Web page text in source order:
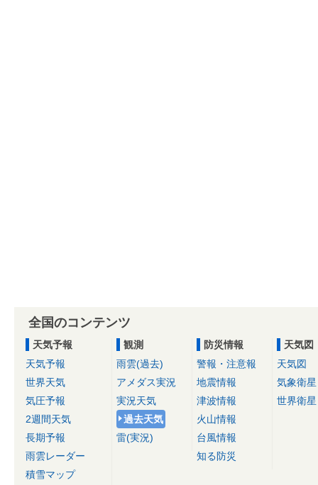
全国のコンテンツ
天気予報
天気予報
世界天気
気圧予報
2週間天気
長期予報
雨雲レーダー
積雪マップ
観測
雨雲(過去)
アメダス実況
実況天気
過去天気
雷(実況)
防災情報
警報・注意報
地震情報
津波情報
火山情報
台風情報
知る防災
天気図
天気図
気象衛星
世界衛星